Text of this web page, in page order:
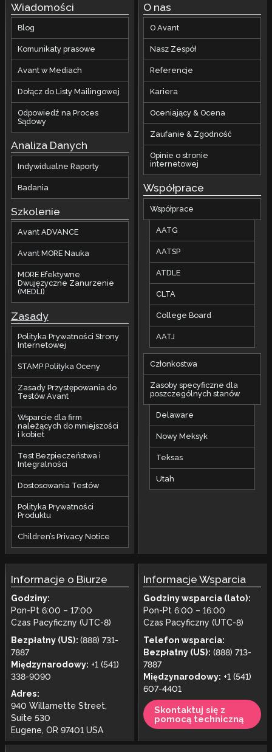
Wiadomości
Blog
Komunikaty prasowe
Avant w Mediach
Dołącz do Listy Mailingowej
Odpowiedź na Proces
Sądowy
Analiza Danych
Indywidualne Raporty
Badania
Szkolenie
Avant ADVANCE
Avant MORE Nauka
MORE Efektywne
Dwujęzyczne Zanurzenie
(MEDLI)
Zasady
Polityka Prywatności Strony
Internetowej
STAMP Polityka Oceny
Zasady Przystępowania do
Testów Avant
Wsparcie dla firm
należących do mniejszości
i kobiet
Test Bezpieczeństwa i
Integralności
Dostosowania Testów
Polityka Prywatności
Produktu
Children’s Privacy Notice
O nas
O Avant
Nasz Zespół
Referencje
Kariera
Oceniający & Ocena
Zaufanie & Zgodność
Opinie o stronie
internetowej
Współprace
Współprace
AATG
AATSP
ATDLE
CLTA
College Board
AATJ
Członkostwa
Zasoby specyficzne dla
poszczególnych stanów
Delaware
Nowy Meksyk
Teksas
Utah
Informacje o Biurze
Godziny:
Pon-Pt 6:00 – 17:00
Czas Pacyficzny (UTC-8)
Bezpłatny (US): (888) 731-
7887
Międzynarodowy: +1 (541)
338-9090
Adres:
940 Willamette Street,
Suite 530
Eugene, OR 97401 USA
Informacje Wsparcia
Godziny wsparcia (lato):
Pon-Pt 6:00 – 16:00
Czas Pacyficzny (UTC-8)
Telefon wsparcia:
Bezpłatny (US): (888) 713-
7887
Międzynarodowy: +1 (541)
607-4401
Skontaktuj się z
pomocą techniczną